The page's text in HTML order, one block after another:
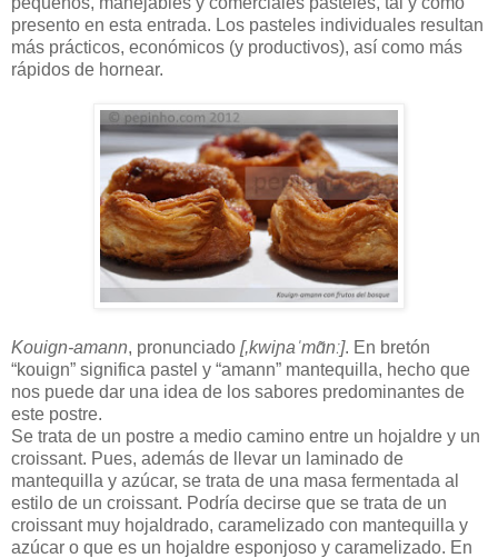
presento en esta entrada. Los pasteles individuales resultan
más prácticos, económicos (y productivos), así como más
rápidos de hornear.
Kouign-amann, pronunciado [,kwiɲaˈmɑ̃nː]. En bretón
“kouign” significa pastel y “amann” mantequilla, hecho que
nos puede dar una idea de los sabores predominantes de
este postre.
Se trata de un postre a medio camino entre un hojaldre y un
croissant. Pues, además de llevar un laminado de
mantequilla y azúcar, se trata de una masa fermentada al
estilo de un croissant. Podría decirse que se trata de un
croissant muy hojaldrado, caramelizado con mantequilla y
azúcar o que es un hojaldre esponjoso y caramelizado. En